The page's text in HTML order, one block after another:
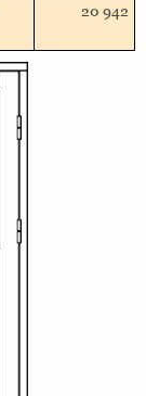
20 942